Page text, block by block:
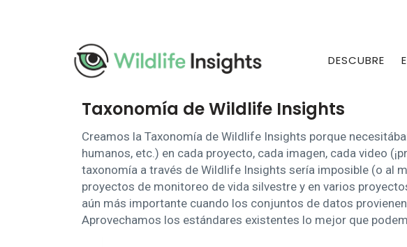
DESCUBRE
Taxonomía de Wildlife Insights
Creamos la Taxonomía de Wildlife Insights porque
humanos, etc.) en cada proyecto, cada imagen, cada video
taxonomía a través de Wildlife Insights sería imposible (o al
proyectos de monitoreo de vida silvestre y en varios
aún más importante cuando los conjuntos de datos
Aprovechamos los estándares existentes lo mejor que